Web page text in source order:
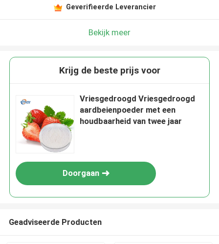
Geverifieerde Leverancier
Bekijk meer
Krijg de beste prijs voor
Vriesgedroogd Vriesgedroogd
aardbeienpoeder met een
houdbaarheid van twee jaar
Doorgaan
Geadviseerde Producten